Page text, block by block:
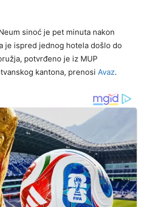
sinoć je pet minuta nakon
je ispred jednog hotela došlo do
potvrđeno je iz MUP
kantona, prenosi Avaz.